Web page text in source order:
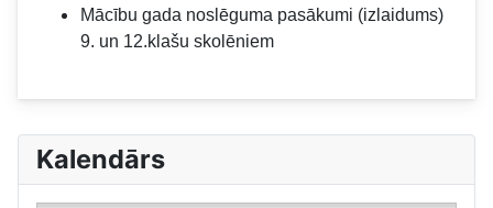
Mācību gada noslēguma pasākumi (izlaidums)
9. un 12.klašu skolēniem
Kalendārs